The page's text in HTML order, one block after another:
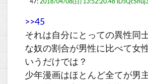
47: 2018/04/08(日) 13:52:20.48
>>45
それは自分にとっての異性同
な奴の割合が男性に比べて女
いうだけでは？
少年漫画はほとんど全てが男